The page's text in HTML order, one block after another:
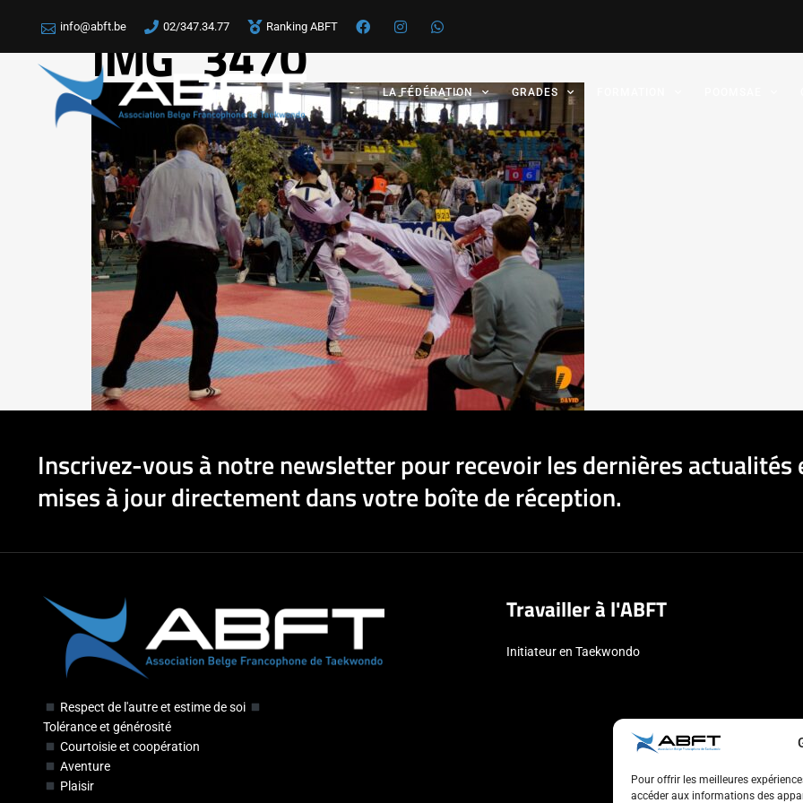
Pour offrir les meilleures
accéder aux informations des
info@abft.be 02/347.34.77 Ranking ABFT
LA FÉDÉRATION GRADES
IMG_3470
Inscrivez-vous à notre newsletter pour recevoir les dernières actualités
mises à jour directement dans votre boîte de réception.
Respect de l'autre et estime de soi
Tolérance et générosité
Courtoisie et coopération
Aventure
Plaisir
Travailler à l'ABFT
Initiateur en Taekwondo